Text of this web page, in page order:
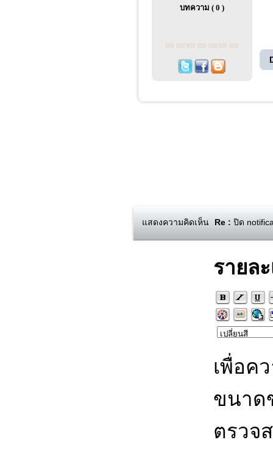
บทความ ( 0 )
แสดงความคิดเห็น Re : ปิด
รายล
เพื่อค
ขนาด
ตรวจ